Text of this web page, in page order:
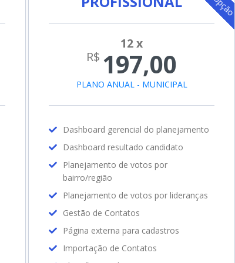
PLANO ANUAL - MUNICIPAL
Dashboard gerencial do planejamento
Dashboard resultado candidato
Planejamento de votos por
bairro/região
Planejamento de votos por lideranças
Gestão de Contatos
Página externa para cadastros
Importação de Contatos